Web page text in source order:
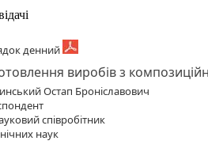
денний
виробів з
Остап Броніславович
співробітник
наук